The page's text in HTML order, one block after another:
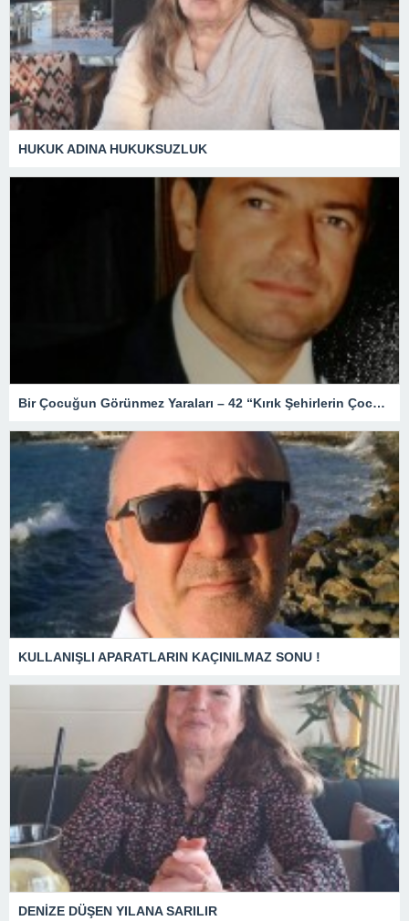
HUKUK ADINA HUKUKSUZLUK
Bir Çocuğun Görünmez Yaraları – 42 “Kırık Şehirlerin Çocukları”
KULLANIŞLI APARATLARIN KAÇINILMAZ SONU !
DENİZE DÜŞEN YILANA SARILIR